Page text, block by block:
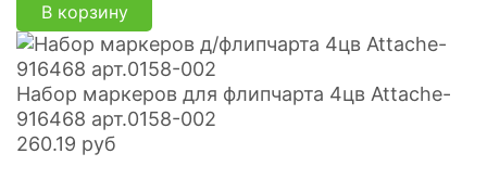
В корзину
Набор маркеров для флипчарта 4цв Attache-
916468 арт.0158-002
260.19 руб